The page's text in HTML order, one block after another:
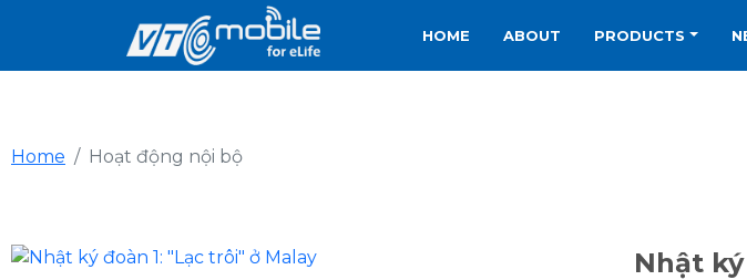
HOME ABOUT PRODUCTS
Home Hoạt động nội bộ
Nhật